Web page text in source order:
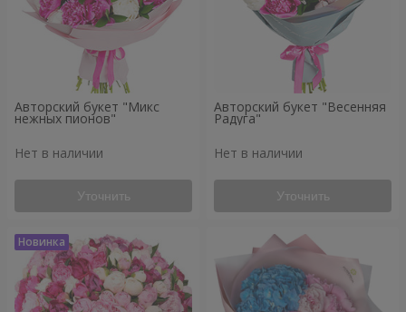
Авторский букет "Микс
нежных пионов"
Нет в наличии
Уточнить
Авторский букет "Весенняя
Радуга"
Нет в наличии
Уточнить